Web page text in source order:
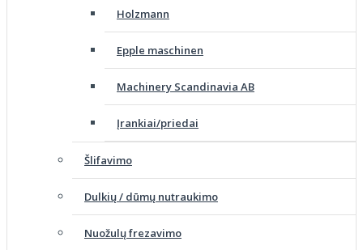
Holzmann
Epple maschinen
Machinery Scandinavia AB
Įrankiai/priedai
Šlifavimo
Dulkių / dūmų nutraukimo
Nuožulų frezavimo